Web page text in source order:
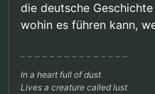
die deutsche
wohin es führen kann,
In a heart full of dust
Lives a creature called lust